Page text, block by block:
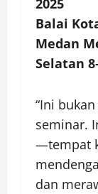
2025
Balai
Medan
Selatan
“Ini
seminar.
—tempat
dan